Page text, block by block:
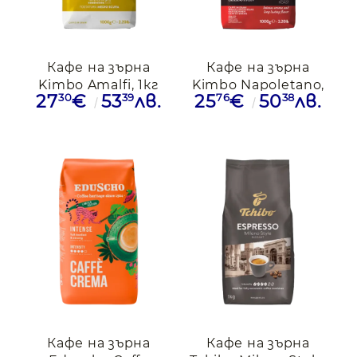
Кафе на зърна
Kimbo Amalfi, 1кг
2730€ 5339лв.
Кафе на зърна
Kimbo Napoletano,
1кг
2576€ 5038лв.
Кафе на зърна
Кафе на зърна